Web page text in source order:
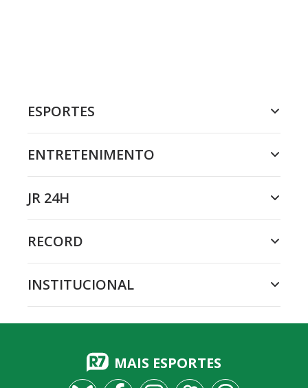
ESPORTES
ENTRETENIMENTO
JR 24H
RECORD
INSTITUCIONAL
MAIS ESPORTES